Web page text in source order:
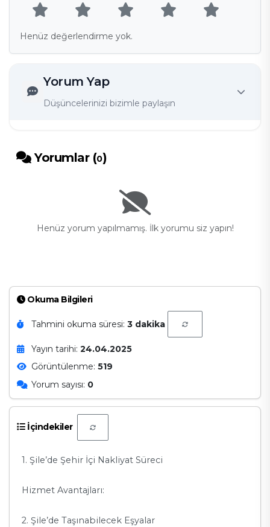
Okuma Bilgileri
Tahmini okuma süresi: 3 dakika
Yayın tarihi: 24.04.2025
Görüntülenme: 519
Yorum sayısı: 0
İçindekiler
1. Şile’de Şehir İçi Nakliyat Süreci
Hizmet Avantajları:
2. Şile’de Taşınabilecek Eşyalar
Henüz değerlendirme yok.
Yorum Yap
Düşüncelerinizi bizimle paylaşın
Yorumlar (0)
Henüz yorum yapılmamış. İlk yorumu siz yapın!